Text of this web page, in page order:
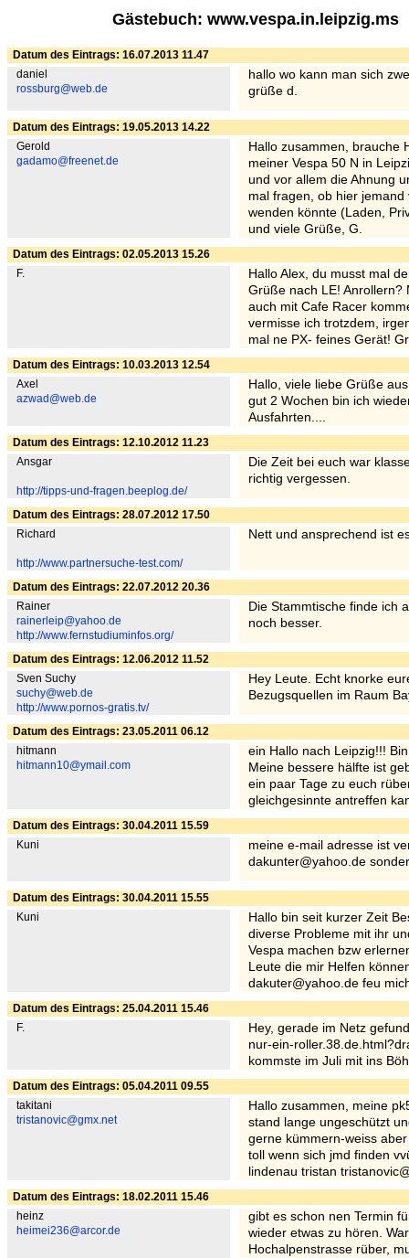
Gästebuch: www.vespa.in.leipzig.ms
Datum des Eintrags: 16.07.2013 11.47
daniel
rossburg@web.de
hallo wo kann man sich
grüße d.
Datum des Eintrags: 19.05.2013 14.22
Gerold
gadamo@freenet.de
Hallo zusammen, brauche
meiner Vespa 50 N in
und vor allem die Ahnung
mal fragen, ob hier
wenden könnte (Laden,
und viele Grüße, G.
Datum des Eintrags: 02.05.2013 15.26
F.
Hallo Alex, du musst mal
Grüße nach LE! Anrollern?
auch mit Cafe Racer
vermisse ich trotzdem,
mal ne PX- feines Gerät!
Datum des Eintrags: 10.03.2013 12.54
Axel
azwad@web.de
Hallo, viele liebe Grüße
gut 2 Wochen bin ich
Ausfahrten....
Datum des Eintrags: 12.10.2012 11.23
Ansgar
http://tipps-und-fragen.beeplog.de/
Die Zeit bei euch war
richtig vergessen.
Datum des Eintrags: 28.07.2012 17.50
Richard
http://www.partnersuche-test.com/
Nett und ansprechend ist
Datum des Eintrags: 22.07.2012 20.36
Rainer
rainerleip@yahoo.de
http://www.fernstudiuminfos.org/
Die Stammtische finde ich
noch besser.
Datum des Eintrags: 12.06.2012 11.52
Sven Suchy
suchy@web.de
http://www.pornos-gratis.tv/
Hey Leute. Echt knorke
Bezugsquellen im Raum
Datum des Eintrags: 23.05.2011 06.12
hitmann
hitmann10@ymail.com
ein Hallo nach Leipzig!!!
Meine bessere hälfte ist
ein paar Tage zu euch
gleichgesinnte antreffen
Datum des Eintrags: 30.04.2011 15.59
Kuni
meine e-mail adresse ist
dakunter@yahoo.de
Datum des Eintrags: 30.04.2011 15.55
Kuni
Hallo bin seit kurzer Zeit
diverse Probleme mit ihr
Vespa machen bzw
Leute die mir Helfen
dakuter@yahoo.de feu
Datum des Eintrags: 25.04.2011 15.46
F.
Hey, gerade im Netz
nur-ein-
kommste im Juli mit ins
Datum des Eintrags: 05.04.2011 09.55
takitani
tristanovic@gmx.net
Hallo zusammen, meine
stand lange ungeschützt
gerne kümmern-weiss
toll wenn sich jmd finden
lindenau tristan
Datum des Eintrags: 18.02.2011 15.46
heinz
heimei236@arcor.de
gibt es schon nen Termin
wieder etwas zu hören.
Hochalpenstrasse rüber,